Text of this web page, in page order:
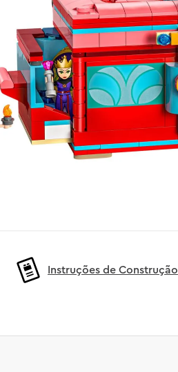
Instruções de Construção